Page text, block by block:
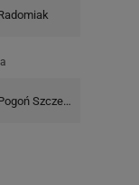
Pogoń Szczecin